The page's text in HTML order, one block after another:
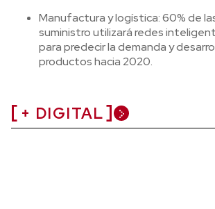
Manufactura y logística: 60% de
suministro utilizará redes
para predecir la demanda y
productos hacia 2020.
+ DIGITAL